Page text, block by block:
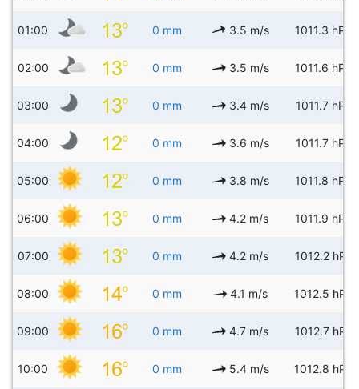
01:00 0 mm 3.5 m/s 1011.3 hPa
02:00 0 mm 3.5 m/s 1011.6 hPa
03:00 0 mm 3.4 m/s 1011.7 hPa
04:00 0 mm 3.6 m/s 1011.7 hPa
05:00 0 mm 3.8 m/s 1011.8 hPa
06:00 0 mm 4.2 m/s 1011.9 hPa
07:00 0 mm 4.2 m/s 1012.2 hPa
08:00 0 mm 4.1 m/s 1012.5 hPa
09:00 0 mm 4.7 m/s 1012.7 hPa
10:00 0 mm 5.4 m/s 1012.8 hPa